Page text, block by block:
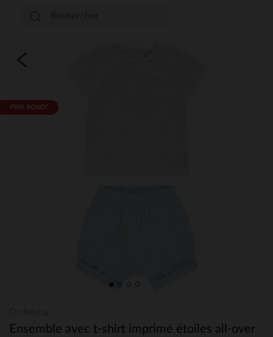
PRIX ROND*
Ensemble avec t-shirt imprimé étoiles all-over